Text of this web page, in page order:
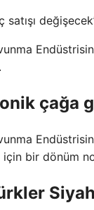
çağa
bir dönüm